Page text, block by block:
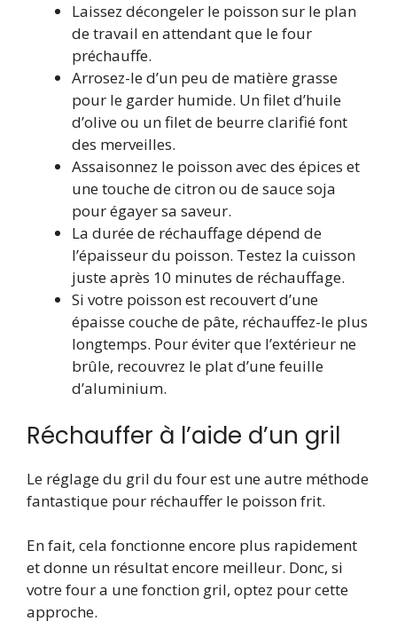
Laissez décongeler le poisson sur le plan
de travail en attendant que le four
préchauffe.
Arrosez-le d’un peu de matière grasse
pour le garder humide. Un filet d’huile
d’olive ou un filet de beurre clarifié font
des merveilles.
Assaisonnez le poisson avec des épices et
une touche de citron ou de sauce soja
pour égayer sa saveur.
La durée de réchauffage dépend de
l’épaisseur du poisson. Testez la cuisson
juste après 10 minutes de réchauffage.
Si votre poisson est recouvert d’une
épaisse couche de pâte, réchauffez-le plus
longtemps. Pour éviter que l’extérieur ne
brûle, recouvrez le plat d’une feuille
d’aluminium.
Réchauffer à l’aide d’un gril
Le réglage du gril du four est une autre méthode
fantastique pour réchauffer le poisson frit.
En fait, cela fonctionne encore plus rapidement
et donne un résultat encore meilleur. Donc, si
votre four a une fonction gril, optez pour cette
approche.